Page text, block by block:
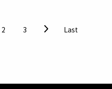
！」謝寒冰直言，一定是這
的辦法就是用火力發電，其
歉，就全民買單！就是這
2 3 Last